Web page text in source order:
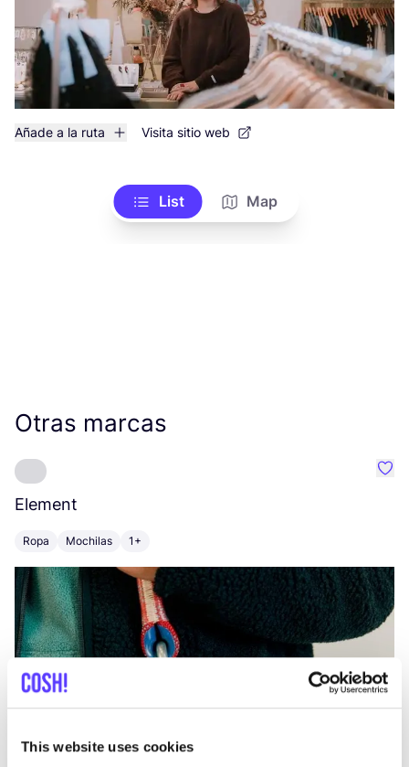
This website uses cookies
Añade a la ruta Visita sitio web
List Map
Otras marcas
Element
Ropa Mochilas 1+